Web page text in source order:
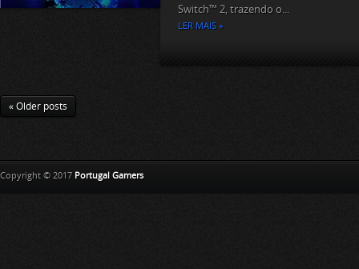
Switch™ 2, trazendo o...
LER MAIS »
« Older posts
Copyright © 2017 Portugal Gamers